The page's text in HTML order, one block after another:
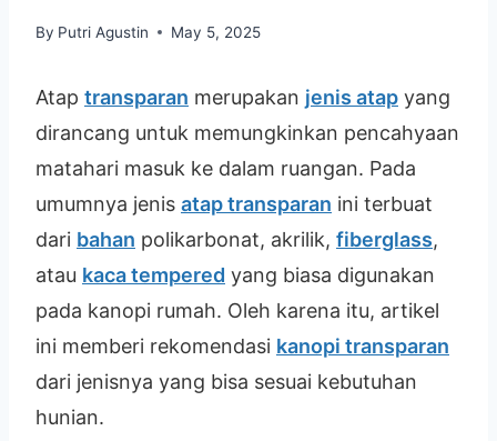
By Putri Agustin May 5, 2025
Atap transparan merupakan jenis atap yang
dirancang untuk memungkinkan pencahyaan
matahari masuk ke dalam ruangan. Pada
umumnya jenis atap transparan ini terbuat
dari bahan polikarbonat, akrilik, fiberglass,
atau kaca tempered yang biasa digunakan
pada kanopi rumah. Oleh karena itu, artikel
ini memberi rekomendasi kanopi transparan
dari jenisnya yang bisa sesuai kebutuhan
hunian.